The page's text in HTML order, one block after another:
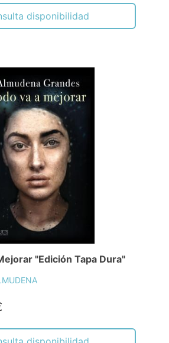
disponibilidad
"Edición Tapa Dura"